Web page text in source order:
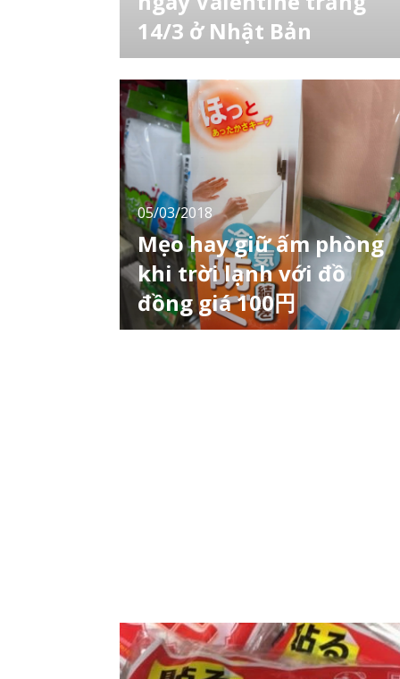
14/3 ở Nhật Bản
Ngày 14/2 được xem là ngày lễ tình nhân
vào ngày lễ tình nhân này nam giới sẽ gửi
tặng món quà của mình đến những người
phụ nữ mà họ thầm yêu mến. Ở Nhật Bản thì
hoàn toàn ngược lại, vào ngày lễ tình nhân 14
tháng 2 phụ nữ sẽ là người gửi tặng nhữn
05/03/2018
Mẹo hay giữ ấm phòng
khi trời lạnh với đồ
đồng giá 100円
Khác với khí hậu ở Việt Nam, khí hậu ở Nhật